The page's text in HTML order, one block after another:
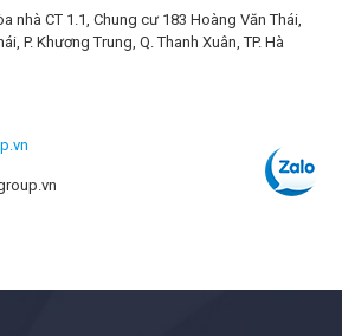
nhà CT 1.1, Chung cư 183 Hoàng Văn Thái,
P. Khương Trung, Q. Thanh Xuân, TP. Hà